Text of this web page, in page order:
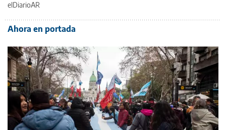
elDiarioAR
Ahora en portada